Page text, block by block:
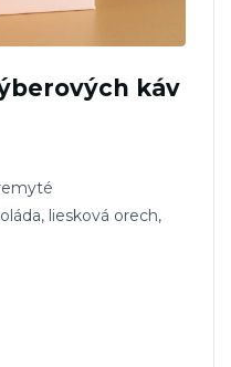
káv
liesková orech,